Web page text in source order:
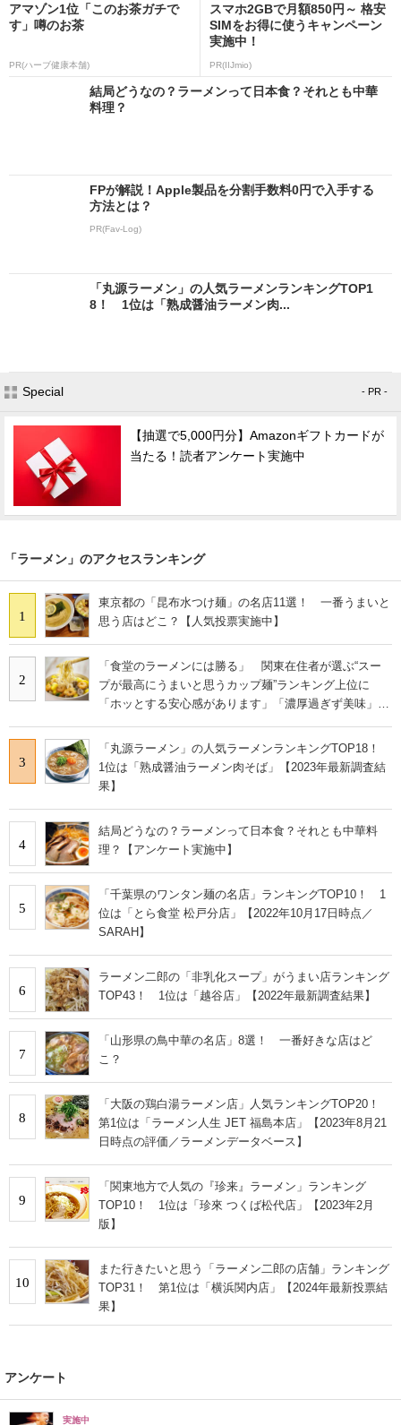
アマゾン1位「このお茶ガチで
す」噂のお茶
PR(ハーブ健康本舗)
スマホ2GBで月額850円～ 格安
SIMをお得に使うキャンペーン
実施中！
PR(IIJmio)
結局どうなの？ラーメンって日本食？それとも中華
料理？
FPが解説！Apple製品を分割手数料0円で入手する
方法とは？
PR(Fav-Log)
「丸源ラーメン」の人気ラーメンランキングTOP1
8！ 1位は「熟成醤油ラーメン肉...
Special - PR -
【抽選で5,000円分】Amazonギフトカードが
当たる！読者アンケート実施中
「ラーメン」のアクセスランキング
1
東京都の「昆布水つけ麺」の名店11選！ 一番うまいと
思う店はどこ？【人気投票実施中】
2
「食堂のラーメンには勝る」 関東在住者が選ぶ“スー
プが最高にうまいと思うカップ麺”ランキング上位に
「ホッとする安心感があります」「濃厚過ぎず美味」の
3
「丸源ラーメン」の人気ラーメンランキングTOP18！
1位は「熟成醤油ラーメン肉そば」【2023年最新調査結
果】
4
結局どうなの？ラーメンって日本食？それとも中華料
理？【アンケート実施中】
5
「千葉県のワンタン麺の名店」ランキングTOP10！ 1
位は「とら食堂 松戸分店」【2022年10月17日時点／
SARAH】
6
ラーメン二郎の「非乳化スープ」がうまい店ランキング
TOP43！ 1位は「越谷店」【2022年最新調査結果】
7
「山形県の鳥中華の名店」8選！ 一番好きな店はど
こ？
8
「大阪の鶏白湯ラーメン店」人気ランキングTOP20！
第1位は「ラーメン人生 JET 福島本店」【2023年8月21
日時点の評価／ラーメンデータベース】
9
「関東地方で人気の『珍来』ラーメン」ランキング
TOP10！ 1位は「珍來 つくば松代店」【2023年2月
版】
10
また行きたいと思う「ラーメン二郎の店舗」ランキング
TOP31！ 第1位は「横浜関内店」【2024年最新投票結
果】
アンケート
実施中